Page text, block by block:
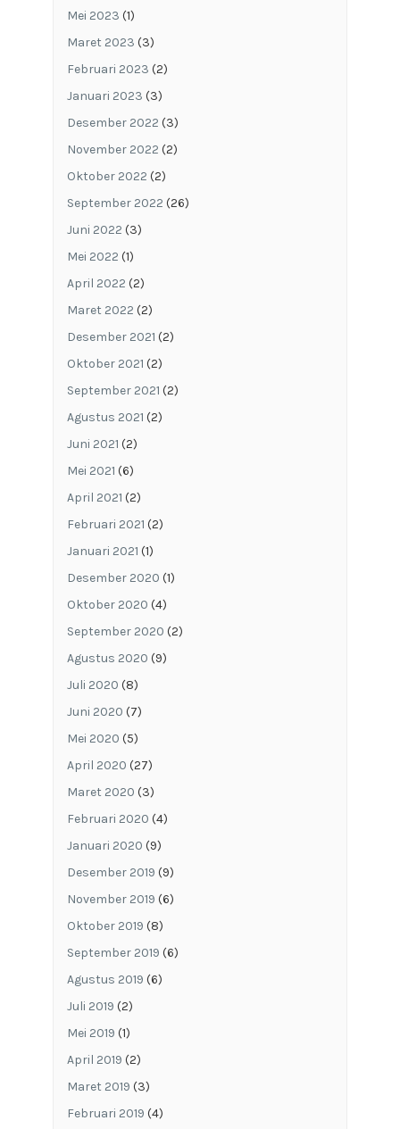
Mei 2023 (1)
Maret 2023 (3)
Februari 2023 (2)
Januari 2023 (3)
Desember 2022 (3)
November 2022 (2)
Oktober 2022 (2)
September 2022 (26)
Juni 2022 (3)
Mei 2022 (1)
April 2022 (2)
Maret 2022 (2)
Desember 2021 (2)
Oktober 2021 (2)
September 2021 (2)
Agustus 2021 (2)
Juni 2021 (2)
Mei 2021 (6)
April 2021 (2)
Februari 2021 (2)
Januari 2021 (1)
Desember 2020 (1)
Oktober 2020 (4)
September 2020 (2)
Agustus 2020 (9)
Juli 2020 (8)
Juni 2020 (7)
Mei 2020 (5)
April 2020 (27)
Maret 2020 (3)
Februari 2020 (4)
Januari 2020 (9)
Desember 2019 (9)
November 2019 (6)
Oktober 2019 (8)
September 2019 (6)
Agustus 2019 (6)
Juli 2019 (2)
Mei 2019 (1)
April 2019 (2)
Maret 2019 (3)
Februari 2019 (4)